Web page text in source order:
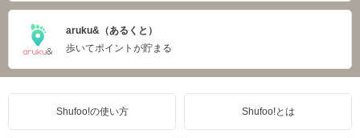
aruku&（あるくと）
歩いてポイントが貯まる
Shufoo!の使い方 Shufoo!とは